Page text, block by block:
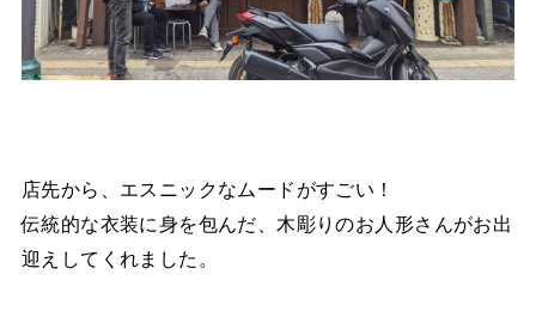
店先から、エスニックなムードがすごい！
伝統的な衣装に身を包んだ、木彫りのお人形さんがお出
迎えしてくれました。